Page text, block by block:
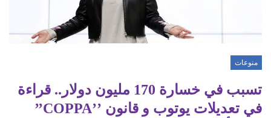
منوعات
تسبب في خسارة 170 مليون دولار.. قراءة
في تعديلات يوتوب و قانون ’’COPPA’’